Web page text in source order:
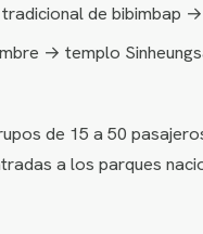
de bibimbap
→ templo
de 15 a 50
a los parques